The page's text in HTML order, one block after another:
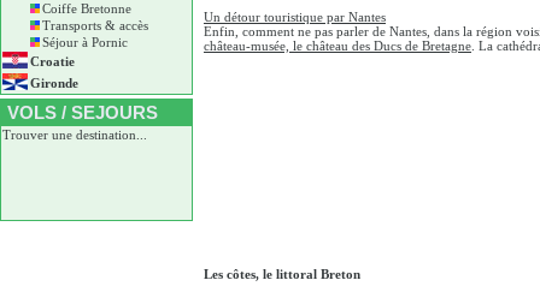
Coiffe Bretonne
Transports & accès
Séjour à Pornic
Croatie
Gironde
VOLS / SEJOURS
Trouver une destination...
Un détour touristique par Nantes
Enfin, comment ne pas parler de Nantes, dans la région
château-musée, le château des Ducs de Bretagne . La
Les côtes, le littoral Breton